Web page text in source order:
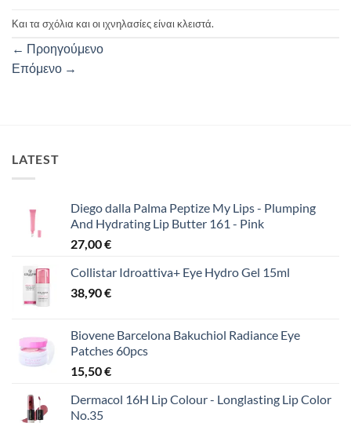
Και τα σχόλια και οι ιχνηλασίες είναι κλειστά.
← Προηγούμενο
Επόμενο →
LATEST
Diego dalla Palma Peptize My Lips - Plumping
And Hydrating Lip Butter 161 - Pink
27,00€
Collistar Idroattiva+ Eye Hydro Gel 15ml
38,90€
Biovene Barcelona Bakuchiol Radiance Eye
Patches 60pcs
15,50€
Dermacol 16H Lip Colour - Longlasting Lip Color
No.35